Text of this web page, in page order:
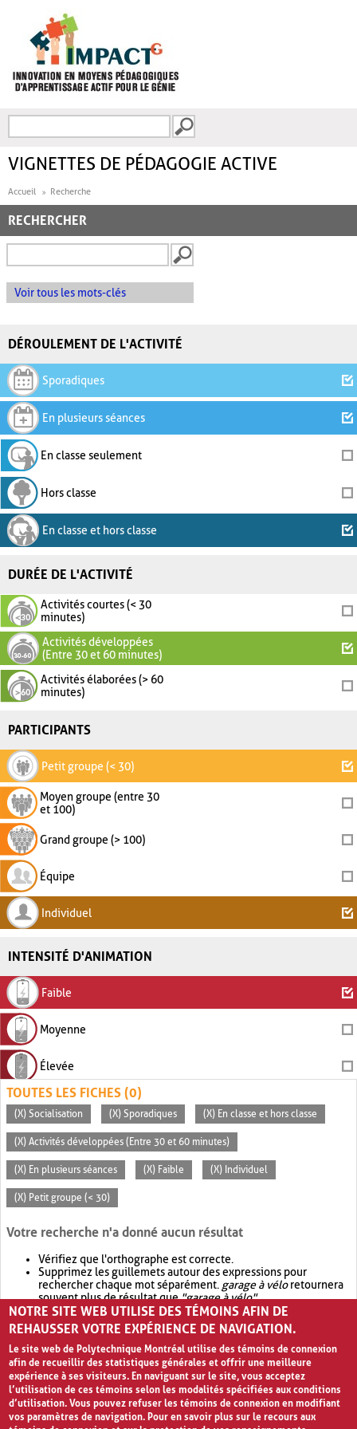
FORMULAIRE DE
VIGNETTES DE PÉDAGOGIE ACTIVE
Accueil Recherche
RECHERCHER
Voir tous les mots-clés
DÉROULEMENT DE L'ACTIVITÉ
Sporadiques
En plusieurs séances
En classe seulement
Hors classe
En classe et hors classe
DURÉE DE L'ACTIVITÉ
Activités courtes (< 30
minutes)
Activités développées
(Entre 30 et 60 minutes)
Activités élaborées (> 60
minutes)
PARTICIPANTS
Petit groupe (< 30)
Moyen groupe (entre 30
et 100)
Grand groupe (> 100)
Équipe
Individuel
INTENSITÉ D'ANIMATION
Faible
Moyenne
Élevée
TOUTES LES FICHES (0)
(X) Socialisation (X) Sporadiques (X) En classe et hors classe
(X) Activités développées (Entre 30 et 60 minutes)
(X) En plusieurs séances (X) Faible (X) Individuel
(X) Petit groupe (< 30)
Votre recherche n'a donné aucun résultat
Vérifiez que l'orthographe est correcte.
Supprimez les guillemets autour des expressions pour
rechercher chaque mot séparément. garage à véloretournera
souvent plus de résultat que"garage à vélo".
Envisagez d'élargir votre recherche avec OR.garage OR vélo
retournera souvent plus de résultat quegarage à vélo
NOTRE SITE WEB UTILISE DES TÉMOINS AFIN DE
REHAUSSER VOTRE EXPÉRIENCE DE NAVIGATION.
Le site web de Polytechnique Montréal utilise des témoins de connexion
afin de recueillir des statistiques générales et offrir une meilleure
expérience à ses visiteurs. En naviguant sur le site, vous acceptez
l’utilisation de ces témoins selon les modalités spécifiées aux conditions
d’utilisation. Vous pouvez refuser les témoins de connexion en modifiant
vos paramètres de navigation. Pour en savoir plus sur le recours aux